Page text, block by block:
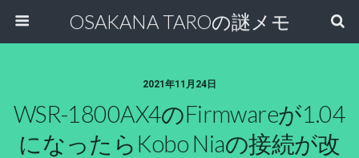
OSAKANA TAROの謎メモ
2021年11月24日
WSR-1800AX4のfirmwareが1.04
になったらKobo Niaの接続が改